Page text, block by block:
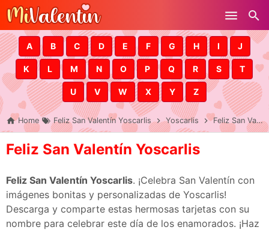
Skip to main content
A B C D E F G H I J
K L M N O P Q R S T
U V W X Y Z
Home Feliz San Valentín Yoscarlis Yoscarlis Feliz San Valentín Yoscarlis
Feliz San Valentín Yoscarlis
Feliz San Valentín Yoscarlis. ¡Celebra San Valentín con
imágenes bonitas y personalizadas de Yoscarlis!
Descarga y comparte estas hermosas tarjetas con su
nombre para celebrar este día de los enamorados. ¡Haz